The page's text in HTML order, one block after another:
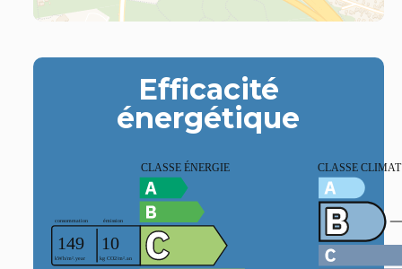
Efficacité
énergétique